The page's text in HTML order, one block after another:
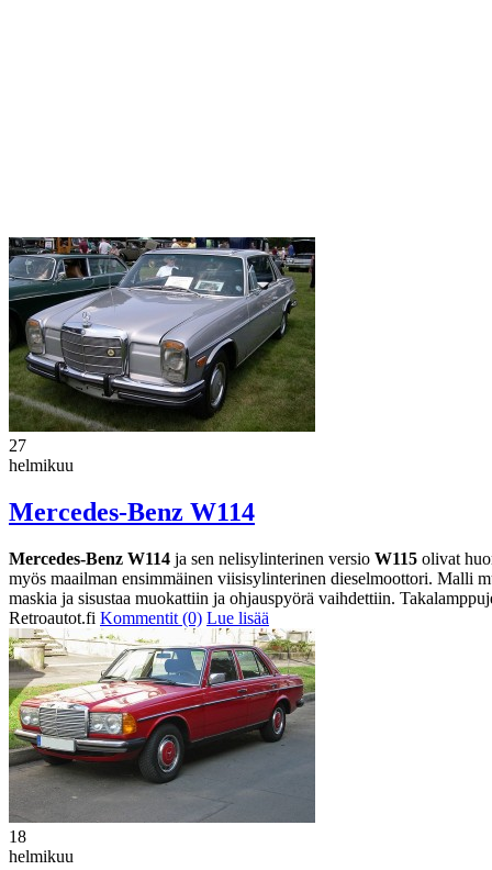
27
helmikuu
Mercedes-Benz W114
Mercedes-Benz W114 ja sen nelisylinterinen versio W115 olivat
myös maailman ensimmäinen viisisylinterinen dieselmoottori. Malli
maskia ja sisustaa muokattiin ja ohjauspyörä vaihdettiin.
Retroautot.fi Kommentit (0) Lue lisää
18
helmikuu